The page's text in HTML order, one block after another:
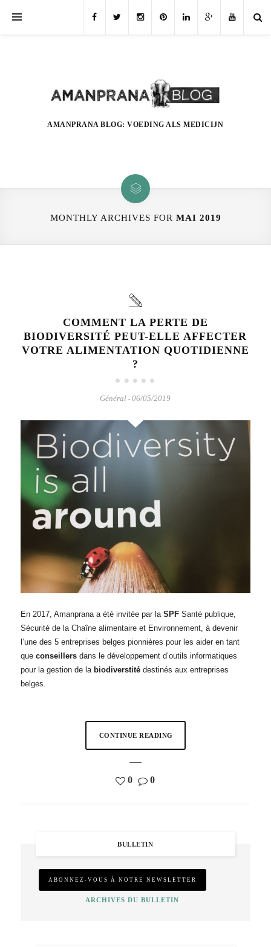
AMANPRANA BLOG: VOEDING ALS MEDICIJN
MONTHLY ARCHIVES FOR MAI 2019
COMMENT LA PERTE DE
BIODIVERSITÉ PEUT-ELLE AFFECTER
VOTRE ALIMENTATION QUOTIDIENNE
?
Général - 06/05/2019
En 2017, Amanprana a été invitée par la SPF Santé publique,
Sécurité de la Chaîne alimentaire et Environnement, à devenir
l’une des 5 entreprises belges pionnières pour les aider en tant
que conseillersdans le développement d’outils informatiques
pour la gestion de la biodiverstitédestinés aux entreprises
belges.
CONTINUE READING
0 0
BULLETIN
ARCHIVES DU BULLETIN